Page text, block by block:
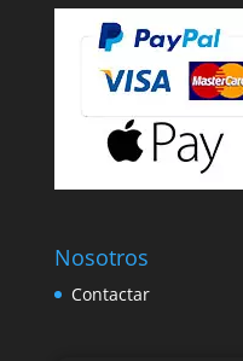
Nosotros
Contactar